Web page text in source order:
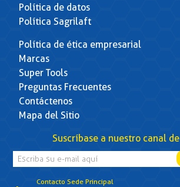
Política de datos
Política Sagrilaft
Política de ética empresarial
Marcas
Super Tools
Preguntas Frecuentes
Contáctenos
Mapa del Sitio
Suscríbase a nuestro canal de
Contacto Sede Principal